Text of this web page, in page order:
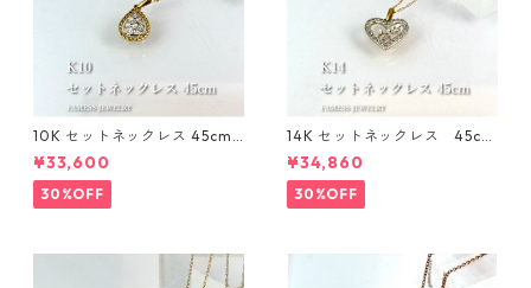
10K セットネックレス 45cm 1
mm
¥33,600
30%OFF
14K セットネックレス 45cm
1㎜
¥34,860
30%OFF